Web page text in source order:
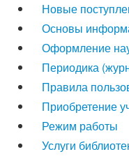
Новые
Основы
Оформление
Периодика
Правила
Приобретение
Режим работы
Услуги